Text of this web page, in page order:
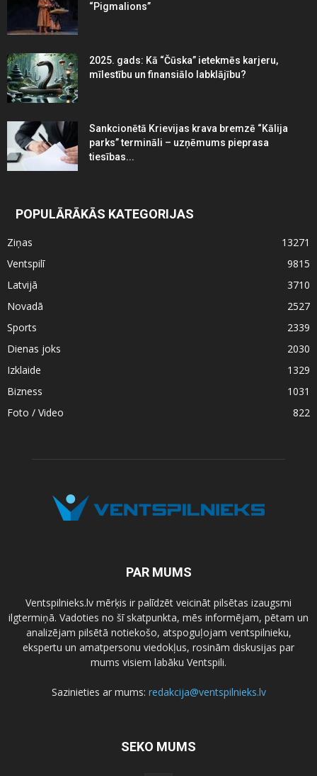
“Pigmalions”
2025. gads: Kā “Čūska” ietekmēs karjeru,
mīlestību un finansiālo labklājību?
Sankcionētā Krievijas krava bremzē “Kālija
parks” termināli – uzņēmums pieprasa
tiesības...
POPULĀRĀKĀS KATEGORIJAS
Ziņas
13271
Ventspilī
9815
Latvijā
3710
Novadā
2527
Sports
2339
Dienas joks
2030
Izklaide
1329
Bizness
1031
Foto / Video
822
PAR MUMS
Ventspilnieks.lv mērķis ir palīdzēt veicināt pilsētas izaugsmi
ilgtermiņā. Vadoties no šī skatpunkta, mēs informējam, pētam un
analizējam pilsētā notiekošo, atspoguļojam ventspilnieku,
ekspertu un amatpersonu viedokļus, rosinām diskusijas par
mums visiem labāku Ventspili.
Sazinieties ar mums: redakcija@ventspilnieks.lv
SEKO MUMS